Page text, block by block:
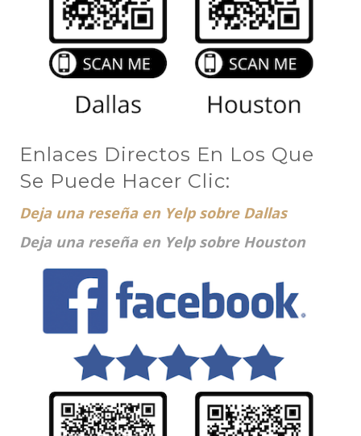
Enlaces Directos En Los Que
Se Puede Hacer Clic:
Deja una reseña en Yelp sobre Dallas
Deja una reseña en Yelp sobre Houston